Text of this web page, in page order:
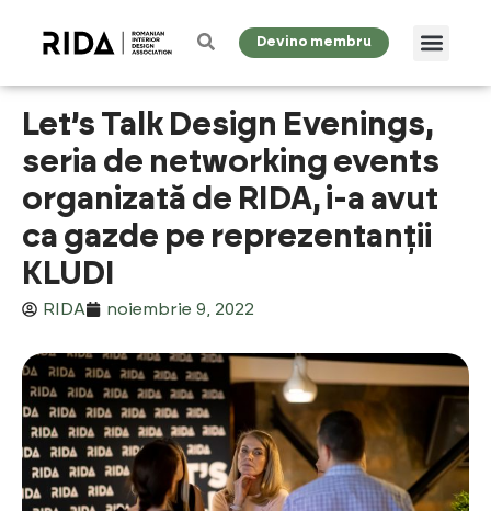
Devino membru
Let’s Talk Design Evenings,
seria de networking events
organizată de RIDA, i-a avut
ca gazde pe reprezentanții
KLUDI
RIDA noiembrie 9, 2022